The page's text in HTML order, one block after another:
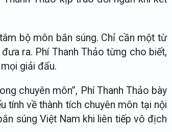
bộ môn bắn súng. Chỉ cần một từ
ra. Phí Thanh Thảo từng cho biết,
giải đấu.
chuyên môn”, Phí Thanh Thảo bày
tính về thành tích chuyên môn tại nội
súng Việt Nam khi liên tiếp vô địch